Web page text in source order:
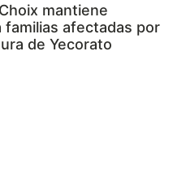
mantiene
afectadas por
de Yecorato